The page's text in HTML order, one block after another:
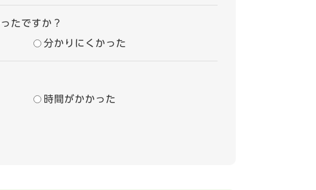
たですか？
分かりにくかった
時間がかかった